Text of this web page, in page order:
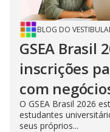
BLOG DO
GSEA Brasil
inscrições
com
O GSEA Brasil 2026
estudantes
seus próprios...